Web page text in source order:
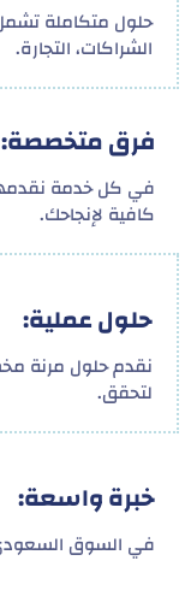
حلول متكاملة تشمل
الشراكات، التجارة.
فرق متخصصة:
في كل خدمة
كافية لإنجاحك.
حلول عملية:
نقدم حلول مرنة
لتحقق.
خبرة واسعة:
في السوق